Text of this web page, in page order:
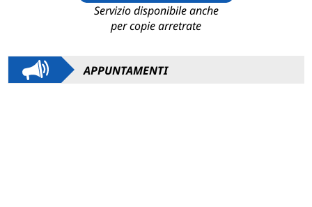
Servizio disponibile anche
per copie arretrate
APPUNTAMENTI